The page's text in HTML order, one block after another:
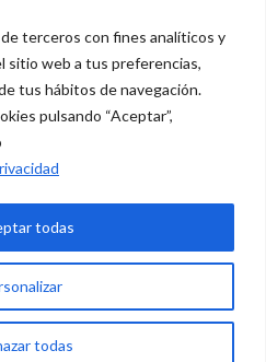
terceros con fines analíticos y
sitio web a tus preferencias,
tus hábitos de navegación.
pulsando “Aceptar”,
todas
todas
All Rights Reserved
de privacidad
monetaria